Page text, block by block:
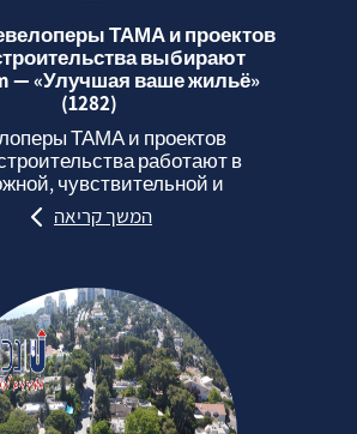
ТАМА и проектов
выбирают
— «Улучшая ваше жильё»
(1282)
ТАМА и проектов
работают в
чувствительной и...
המשך קריאה